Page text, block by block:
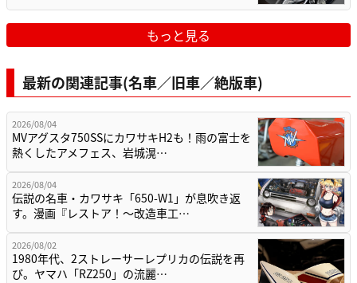
もっと見る
最新の関連記事(名車／旧車／絶版車)
2026/08/04
MVアグスタ750SSにカワサキH2も！雨の富士を
熱くしたアメフェス、岩城滉…
2026/08/04
伝説の名車・カワサキ「650-W1」が息吹き返
す。漫画『レストア！～改造車工…
2026/08/02
1980年代、2ストレーサーレプリカの伝説を再
び。ヤマハ「RZ250」の流麗…